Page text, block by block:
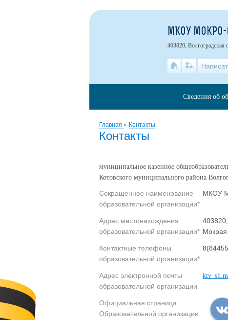
Главная » Контакты
Контакты
муниципальное казенное
Котовского муниципального района
Сокращенное наименование
образовательной организации*
МКОУ
Адрес местонахождения
образовательной организации*
Контактные телефоны
образовательной организации*
Адрес электронной почты
образовательной организации
Официальная страница
Образовательной организации
МКОУ МОКРО-
403820, Волгоградская
Сведения об